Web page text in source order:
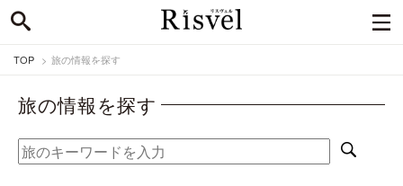
TOP 旅の情報を探す
旅の情報を探す